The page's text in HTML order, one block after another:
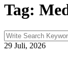
Tag:
Search
for:
29 Juli, 2026